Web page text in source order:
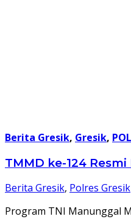
Berita Gresik, Gresik,
TMMD ke-124
Berita Gresik, Polres Gresik
Program TNI Manunggal